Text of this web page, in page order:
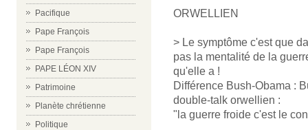
Pacifique
Pape François
Pape François
PAPE LÉON XIV
Patrimoine
Planète chrétienne
Politique
ORWELLIEN
> Le symptôme c'est que
pas la mentalité de la
qu'elle a !
Différence Bush-Obama :
double-talk orwellien :
"la guerre froide c'est le